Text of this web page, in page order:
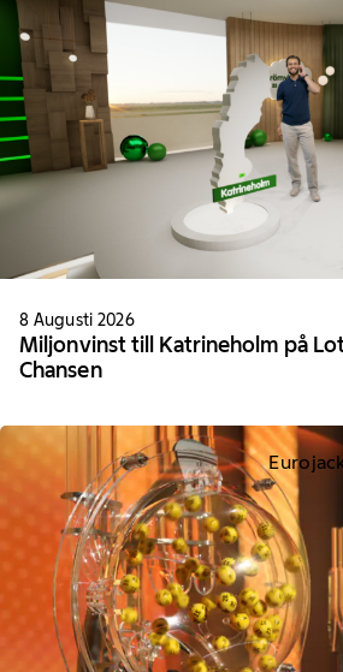
8 Augusti 2026
Miljonvinst till Katrineholm på
Chansen